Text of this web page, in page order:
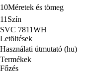
10Méretek és tömeg
11 Szín
SVC 7811WH
Letöltések
Használati útmutató (hu)
Termékek
Főzés